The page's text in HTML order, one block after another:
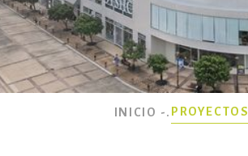
INICIO -. PROYECTOS